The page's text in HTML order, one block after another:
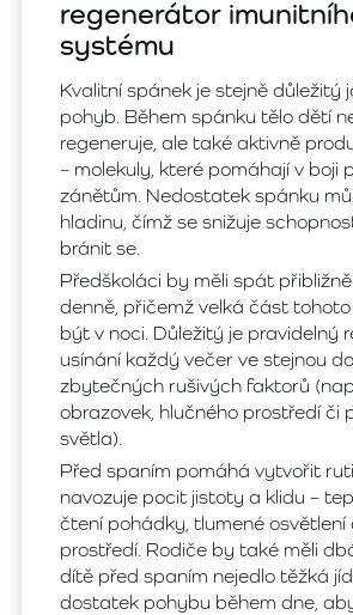
regenerátor
systému
Kvalitní spánek je stejně důležitý
pohyb. Během spánku tělo dětí
regeneruje, ale také aktivně
– molekuly, které pomáhají v boji
zánětům. Nedostatek spánku
hladinu, čímž se snižuje
bránit se.
Předškoláci by měli spát
denně, přičemž velká část
být v noci. Důležitý je pravidelný
usínání každý večer ve stejnou
zbytečných rušivých faktorů
obrazovek, hlučného prostředí či
světla).
Před spaním pomáhá vytvořit
navozuje pocit jistoty a klidu –
čtení pohádky, tlumené osvětlení
prostředí. Rodiče by také měli
dítě před spaním nejedlo těžká
dostatek pohybu během dne,